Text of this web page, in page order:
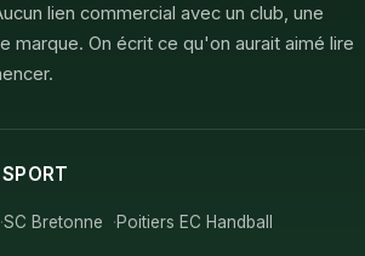
lien commercial avec un club, une
marque. On écrit ce qu'on aurait aimé lire
SC Bretonne Poitiers EC Handball